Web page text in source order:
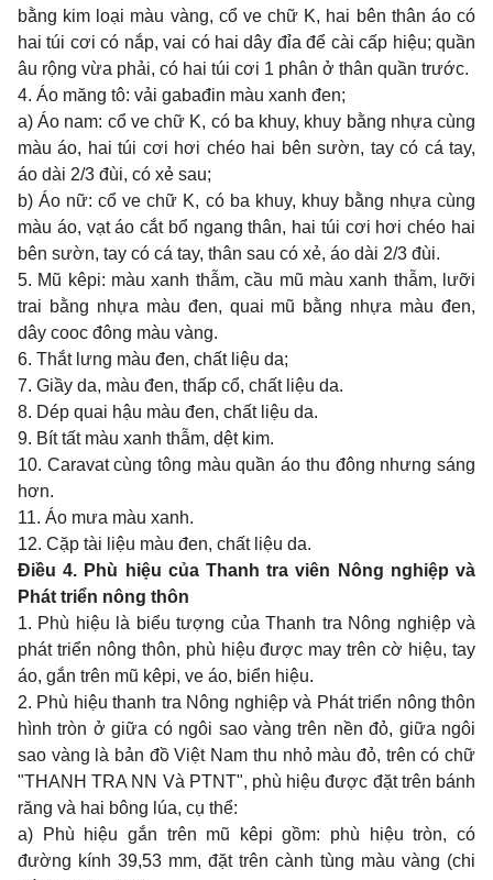
bằng kim loại màu vàng, cổ ve chữ K, hai bên thân áo có
hai túi cơi có nắp, vai có hai dây đỉa để cài cấp hiệu; quần
âu rộng vừa phải, có hai túi cơi 1 phân ở thân quần trước.
4. Áo măng tô: vải gabađin màu xanh đen;
a) Áo nam: cổ ve chữ K, có ba khuy, khuy bằng nhựa cùng
màu áo, hai túi cơi hơi chéo hai bên sườn, tay có cá tay,
áo dài 2/3 đùi, có xẻ sau;
b) Áo nữ: cổ ve chữ K, có ba khuy, khuy bằng nhựa cùng
màu áo, vạt áo cắt bổ ngang thân, hai túi cơi hơi chéo hai
bên sườn, tay có cá tay, thân sau có xẻ, áo dài 2/3 đùi.
5. Mũ kêpi: màu xanh thẫm, cầu mũ màu xanh thẫm, lưỡi
trai bằng nhựa màu đen, quai mũ bằng nhựa màu đen,
dây cooc đông màu vàng.
6. Thắt lưng màu đen, chất liệu da;
7. Giầy da, màu đen, thấp cổ, chất liệu da.
8. Dép quai hậu màu đen, chất liệu da.
9. Bít tất màu xanh thẫm, dệt kim.
10. Caravat cùng tông màu quần áo thu đông nhưng sáng
hơn.
11. Áo mưa màu xanh.
12. Cặp tài liệu màu đen, chất liệu da.
Điều 4. Phù hiệu của Thanh tra viên Nông nghiệp và
Phát triển nông thôn
1. Phù hiệu là biểu tượng của Thanh tra Nông nghiệp và
phát triển nông thôn, phù hiệu được may trên cờ hiệu, tay
áo, gắn trên mũ kêpi, ve áo, biển hiệu.
2. Phù hiệu thanh tra Nông nghiệp và Phát triển nông thôn
hình tròn ở giữa có ngôi sao vàng trên nền đỏ, giữa ngôi
sao vàng là bản đồ Việt Nam thu nhỏ màu đỏ, trên có chữ
"THANH TRA NN Và PTNT", phù hiệu được đặt trên bánh
răng và hai bông lúa, cụ thể:
a) Phù hiệu gắn trên mũ kêpi gồm: phù hiệu tròn, có
đường kính 39,53 mm, đặt trên cành tùng màu vàng (chi